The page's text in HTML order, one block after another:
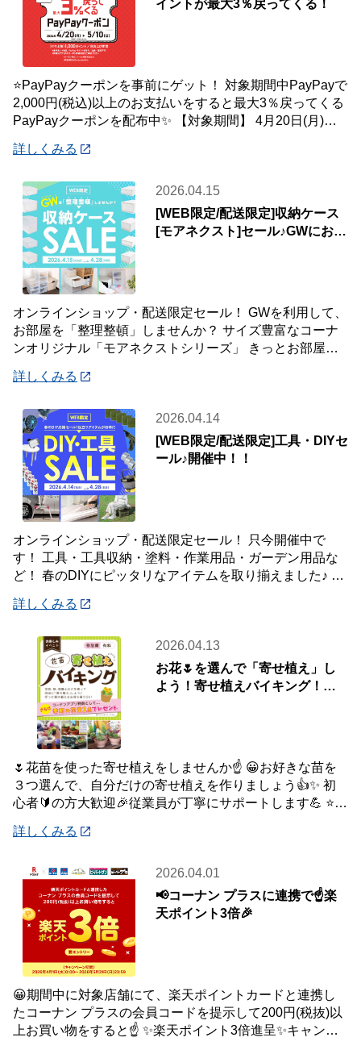
イントが最大3％戻ってくる！
⭐PayPayクーポンを事前にゲット！ 対象期間中PayPayで
2,000円(税込)以上のお支払いをすると最大3％戻ってくる
PayPayクーポンを配布中✨ 【対象期間】 4月20日(月)～5
詳しくみる
2026.04.15
[WEB限定/配送限定]収納ケース
[モアネクスト]セール♪GWにお部
オンラインショップ・配送限定セール！ GWを利用して、
お部屋を「整理整頓」しませんか？ サイズ豊富なコーナ
ンオリジナル「モアネクストシリーズ」 きっとお部屋の
詳しくみる
2026.04.14
[WEB限定/配送限定]工具・DIYセ
ール♪開催中！！
オンラインショップ・配送限定セール！ 只今開催中で
す！ 工具・工具収納・塗料・作業用品・ガーデン用品な
ど！ 春のDIYにピッタリなアイテムを取り揃えました♪ 商
詳しくみる
2026.04.13
お花🌷を選んで「寄せ植え」し
よう！寄せ植えバイキング！🌼
🌷花苗を使った寄せ植えをしませんか☝️ 😀お好きな苗を
３つ選んで、自分だけの寄せ植えを作りましょう👍✨ 初
心者🔰の方大歓迎🎉従業員が丁寧にサポートします💪 ⭐さ
詳しくみる
2026.04.01
📢コーナン プラスに連携で☝️楽
天ポイント3倍🎉
😀期間中に対象店舗にて、楽天ポイントカードと連携し
たコーナン プラスの会員コードを提示して200円(税抜)以
上お買い物をすると☝️ ✨楽天ポイント3倍進呈✨キャンペ